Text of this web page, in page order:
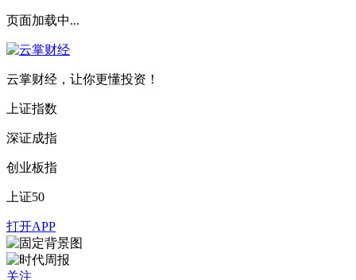
页面加载中...
云掌财经，让你更懂投资！
上证指数
深证成指
创业板指
上证50
打开APP
关注